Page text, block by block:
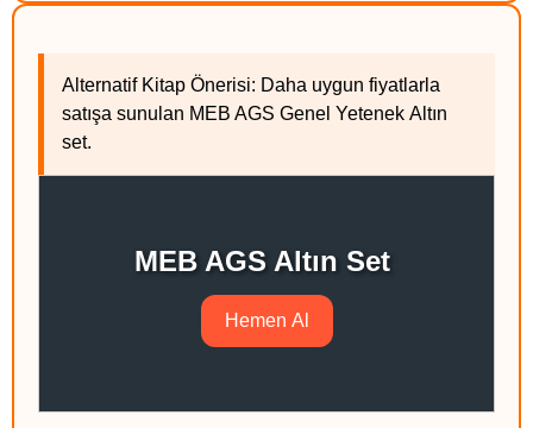
Alternatif Kitap Önerisi: Daha uygun fiyatlarla
satışa sunulan MEB AGS Genel Yetenek Altın
set.
MEB AGS Altın Set
Hemen Al